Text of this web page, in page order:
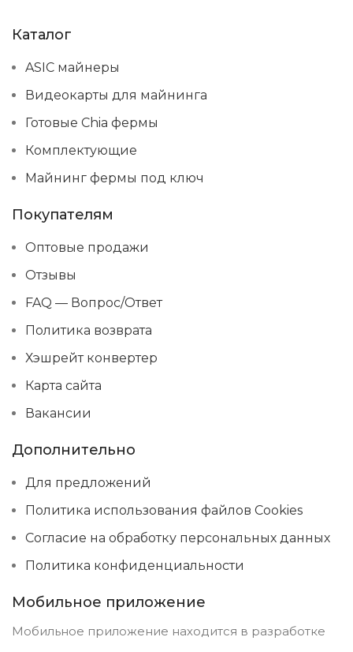
Каталог
ASIC майнеры
Видеокарты для майнинга
Готовые Chia фермы
Комплектующие
Майнинг фермы под ключ
Покупателям
Оптовые продажи
Отзывы
FAQ — Вопрос/Ответ
Политика возврата
Хэшрейт конвертер
Карта сайта
Вакансии
Дополнительно
Для предложений
Политика использования файлов Cookies
Согласие на обработку персональных данных
Политика конфиденциальности
Мобильное приложение
Мобильное приложение находится в разработке